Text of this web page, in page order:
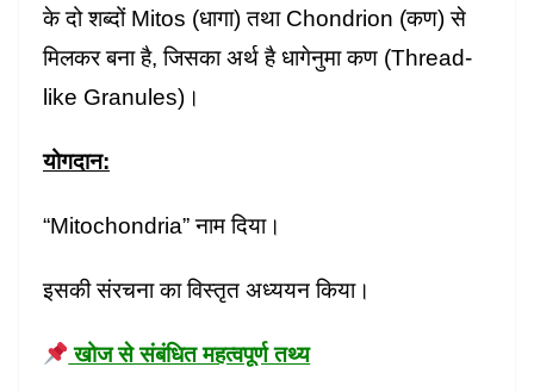
के दो शब्दों Mitos (धागा) तथा Chondrion (कण) से
मिलकर बना है, जिसका अर्थ है धागेनुमा कण (Thread-
like Granules)।
योगदान:
“Mitochondria” नाम दिया।
इसकी संरचना का विस्तृत अध्ययन किया।
खोज से संबंधित महत्वपूर्ण तथ्य